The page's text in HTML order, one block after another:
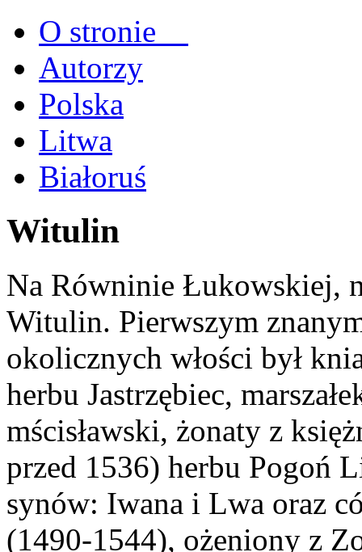
O stronie
Autorzy
Polska
Litwa
Białoruś
Witulin
Na Równinie Łukowskiej,
Witulin. Pierwszym
okolicznych włości był
herbu Jastrzębiec,
mścisławski, żonaty z
przed 1536) herbu Pogoń
synów: Iwana i Lwa oraz
(1490-1544), ożeniony z